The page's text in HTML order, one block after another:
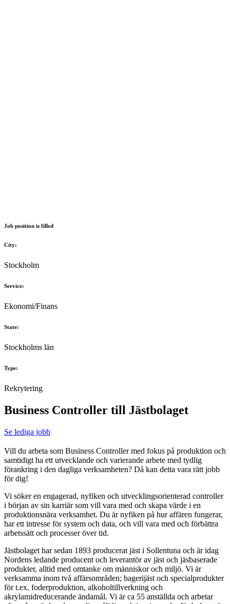
Job position is filled
City:
Stockholm
Service:
Ekonomi/Finans
State:
Stockholms län
Type:
Rekrytering
Business Controller till Jästbolaget
Se lediga jobb
Vill du arbeta som Business Controller med fokus på produktion och
samtidigt ha ett utvecklande och varierande arbete med tydlig
förankring i den dagliga verksamheten? Då kan detta vara rätt jobb
för dig!
Vi söker en engagerad, nyfiken och utvecklingsorienterad controller
i början av sin karriär som vill vara med och skapa värde i en
produktionsnära verksamhet. Du är nyfiken på hur affären fungerar,
har ett intresse för system och data, och vill vara med och förbättra
arbetssätt och processer över tid.
Jästbolaget har sedan 1893 producerat jäst i Sollentuna och är idag
Nordens ledande producent och leverantör av jäst och jäsbaserade
produkter, alltid med omtanke om människor och miljö. Vi är
verksamma inom två affärsområden; bagerijäst och specialprodukter
för t.ex. foderproduktion, alkoholtillverkning och
akrylamidreducerande ändamål. Vi är ca 55 anställda och arbetar